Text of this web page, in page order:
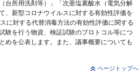
台所用洗剤等）」「次亜塩素酸水（電気分解
、新型コロナウイルスに対する有効性評価を
に対する代替消毒方法の有効性評価に関する
験を行う物資、検証試験のプロトコル等につ
めを公表します。また、議事概要についても
ページトップへ